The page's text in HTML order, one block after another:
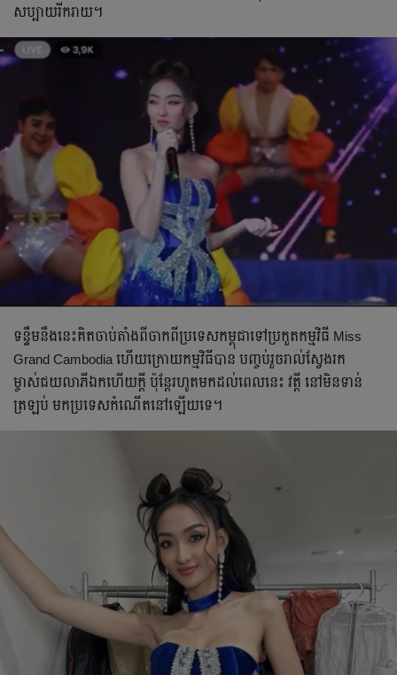
សប្បាយរីករាយ។
ទន្ទឹមនឹងនេះគិតចាប់តាំងពីចាកពីប្រទេសកម្ពុជាទៅប្រកួតកម្មវិធី Miss
Grand Cambodia ហើយក្រោយកម្មវិធីបាន បញ្ចប់រួចរាល់ស្វែងរក
ម្ចាស់ជយលាភីឯកហើយក្ដី ប៉ុន្តែរហូតមកដល់ពេលនេះ វត្តី នៅមិនទាន់
ត្រឡប់ មកប្រទេសកំណើតនៅឡើយទេ។